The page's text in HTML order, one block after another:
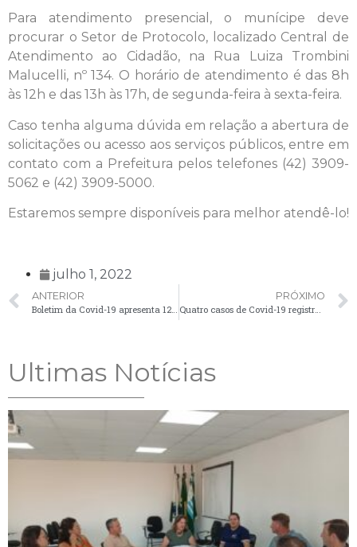
Para atendimento presencial, o munícipe deve
procurar o Setor de Protocolo, localizado Central de
Atendimento ao Cidadão, na Rua Luiza Trombini
Malucelli, nº 134. O horário de atendimento é das 8h
às 12h e das 13h às 17h, de segunda-feira à sexta-feira.
Caso tenha alguma dúvida em relação a abertura de
solicitações ou acesso aos serviços públicos, entre em
contato com a Prefeitura pelos telefones (42) 3909-
5062 e (42) 3909-5000.
Estaremos sempre disponíveis para melhor atendê-lo!
julho 1, 2022
ANTERIOR
PRÓXIMO
Quatro casos de Covid-19 registrados nesta sexta-feira (1º) em Palmeira
Ultimas Notícias